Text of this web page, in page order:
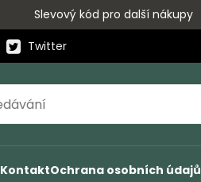
Slevový kód pro další nákupy
Twitter
KontaktOchrana osobních údajů